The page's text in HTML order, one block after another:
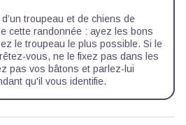
troupeau et de chiens de
cette randonnée : ayez les bons
le troupeau le plus possible. Si le
vous, ne le fixez pas dans les
pas vos bâtons et parlez-lui
qu'il vous identifie.